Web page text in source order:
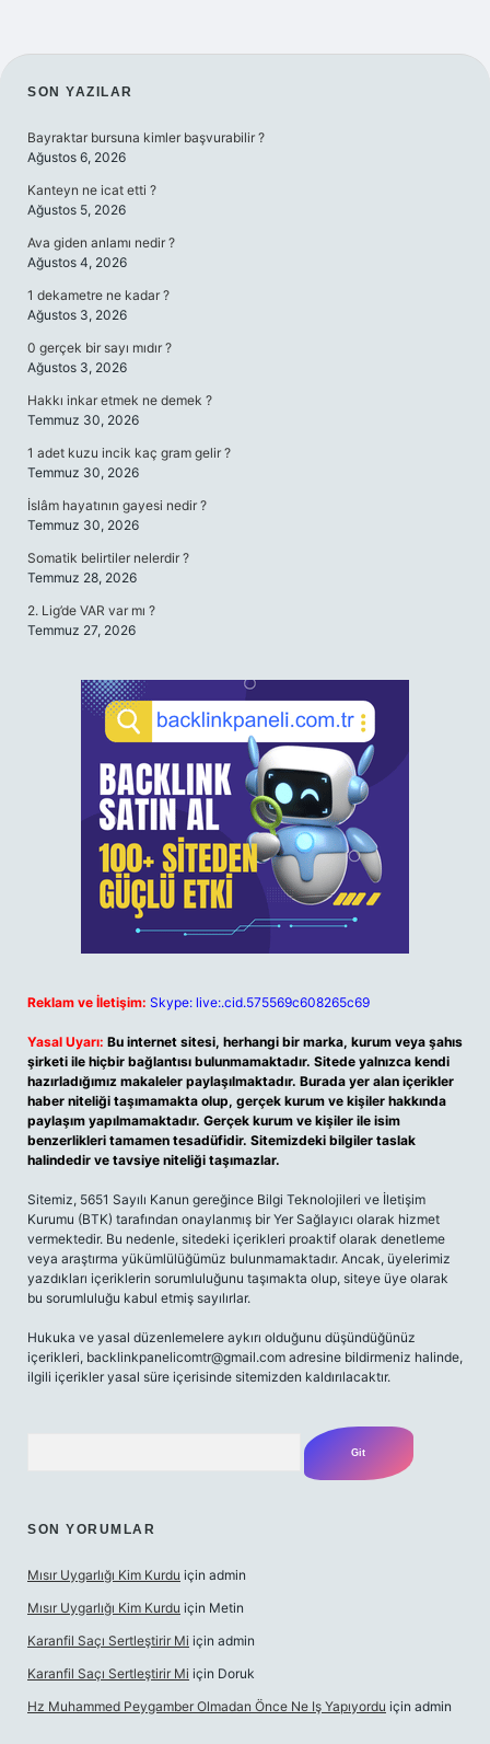
SIDEBAR
SON YAZILAR
Bayraktar bursuna kimler başvurabilir ?
Ağustos 6, 2026
Kanteyn ne icat etti ?
Ağustos 5, 2026
Ava giden anlamı nedir ?
Ağustos 4, 2026
1 dekametre ne kadar ?
Ağustos 3, 2026
0 gerçek bir sayı mıdır ?
Ağustos 3, 2026
Hakkı inkar etmek ne demek ?
Temmuz 30, 2026
1 adet kuzu incik kaç gram gelir ?
Temmuz 30, 2026
İslâm hayatının gayesi nedir ?
Temmuz 30, 2026
Somatik belirtiler nelerdir ?
Temmuz 28, 2026
2. Lig’de VAR var mı ?
Temmuz 27, 2026
Reklam ve İletişim: Skype: live:.cid.575569c608265c69
Yasal Uyarı: Bu internet sitesi, herhangi bir marka, kurum veya şahıs
şirketi ile hiçbir bağlantısı bulunmamaktadır. Sitede yalnızca kendi
hazırladığımız makaleler paylaşılmaktadır. Burada yer alan içerikler
haber niteliği taşımamakta olup, gerçek kurum ve kişiler hakkında
paylaşım yapılmamaktadır. Gerçek kurum ve kişiler ile isim
benzerlikleri tamamen tesadüfidir. Sitemizdeki bilgiler taslak
halindedir ve tavsiye niteliği taşımazlar.
Sitemiz, 5651 Sayılı Kanun gereğince Bilgi Teknolojileri ve İletişim
Kurumu (BTK) tarafından onaylanmış bir Yer Sağlayıcı olarak hizmet
vermektedir. Bu nedenle, sitedeki içerikleri proaktif olarak denetleme
veya araştırma yükümlülüğümüz bulunmamaktadır. Ancak, üyelerimiz
yazdıkları içeriklerin sorumluluğunu taşımakta olup, siteye üye olarak
bu sorumluluğu kabul etmiş sayılırlar.
Hukuka ve yasal düzenlemelere aykırı olduğunu düşündüğünüz
içerikleri, backlinkpanelicomtr@gmail.com adresine bildirmeniz halinde,
ilgili içerikler yasal süre içerisinde sitemizden kaldırılacaktır.
SON YORUMLAR
Mısır Uygarlığı Kim Kurdu için admin
Mısır Uygarlığı Kim Kurdu için Metin
Karanfil Saçı Sertleştirir Mi için admin
Karanfil Saçı Sertleştirir Mi için Doruk
Hz Muhammed Peygamber Olmadan Önce Ne Iş Yapıyordu için admin